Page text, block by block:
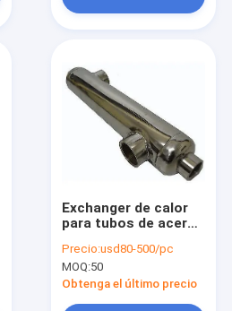
Exchanger de calor
para tubos de acero
carcasa de 316L
Precio:usd80-500/pc
MOQ:50
Obtenga el último precio